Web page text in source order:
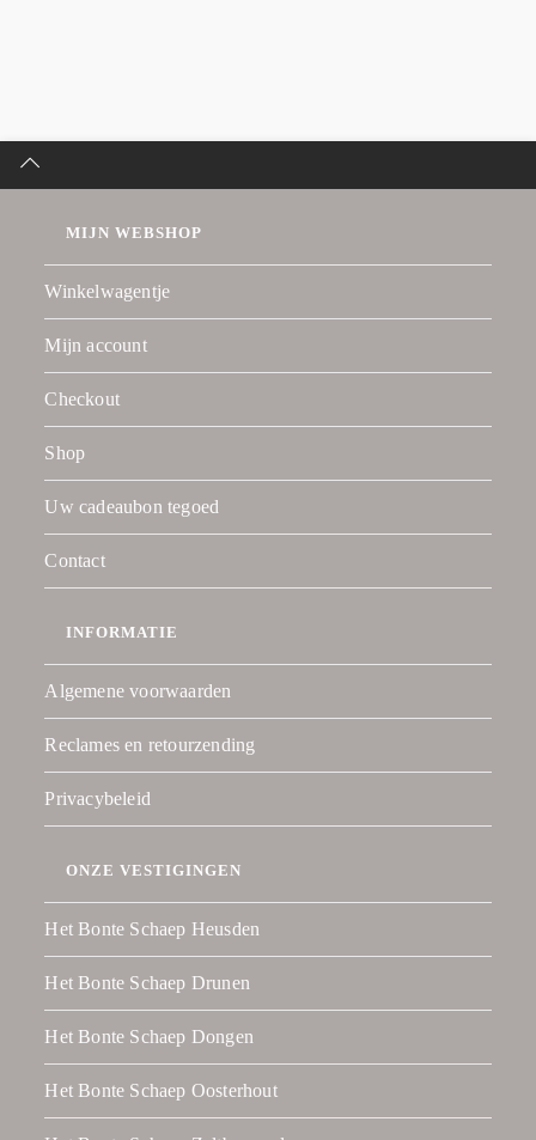
MIJN WEBSHOP
Winkelwagentje
Mijn account
Checkout
Shop
Uw cadeaubon tegoed
Contact
INFORMATIE
Algemene voorwaarden
Reclames en retourzending
Privacybeleid
ONZE VESTIGINGEN
Het Bonte Schaep Heusden
Het Bonte Schaep Drunen
Het Bonte Schaep Dongen
Het Bonte Schaep Oosterhout